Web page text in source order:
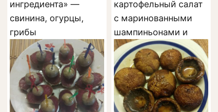
ингредиента» —
свинина, огурцы,
грибы
картофельный салат
с маринованными
шампиньонами и
горошком